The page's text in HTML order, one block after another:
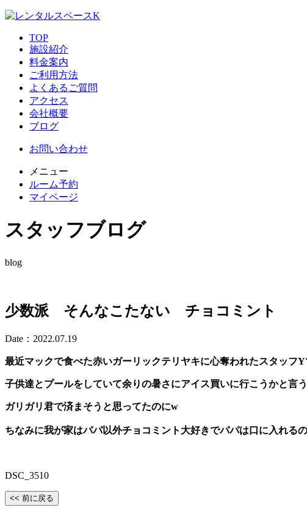
TOP
施設紹介
料金案内
ご利用方法
よくあるご質問
アクセス
会社概要
ブログ
お問い合わせ
メニュー
ルーム予約
マイページ
スタッフブログ
blog
少数派 そんなこたない チョコミント
Date：2022.07.19
最近マックで食べた赤いガーリックテリヤキに心奪われたスタッフY
子供達とプールをしていて余りの暑さにアイス買いに行こうかと
ガリガリ君で済まそうと思ってたのにw
ちなみに我が家はパパ以外チョコミント大好きでパパは口に入れる
DSC_3510
<< 前に戻る